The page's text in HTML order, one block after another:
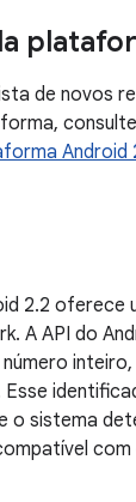
de novos
Android
2.2 oferece
A API do
inteiro,
o sistema